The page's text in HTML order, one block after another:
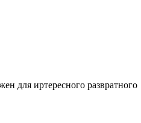
для иртересного развратного